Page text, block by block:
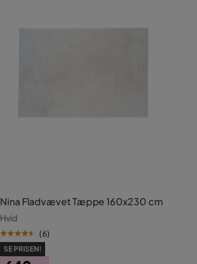
Nina Fladvævet Tæppe 160x230 cm
Hvid
(6)
SE PRISEN!